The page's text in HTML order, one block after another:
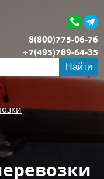
Найти
8(800)775-06-76
+7(495)789-64-35
Обратный звонок